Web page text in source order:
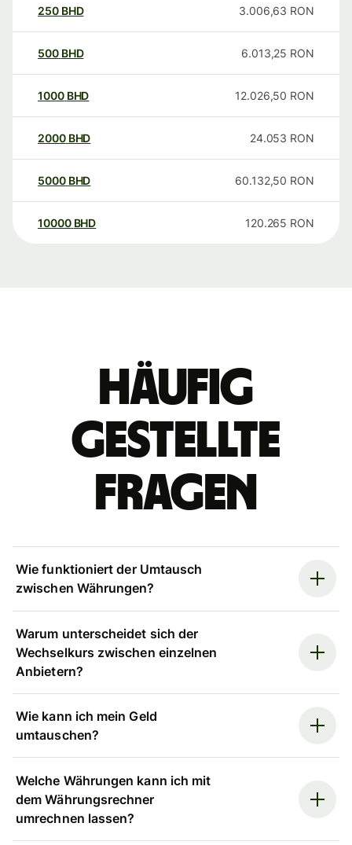
250 BHD 3.006,63 RON
500 BHD 6.013,25 RON
1000 BHD 12.026,50 RON
2000 BHD 24.053 RON
5000 BHD 60.132,50 RON
10000 BHD 120.265 RON
Häufig
gestellte
Fragen
Wie funktioniert der Umtausch
zwischen Währungen?
Warum unterscheidet sich der
Wechselkurs zwischen einzelnen
Anbietern?
Wie kann ich mein Geld
umtauschen?
Welche Währungen kann ich mit
dem Währungsrechner
umrechnen lassen?